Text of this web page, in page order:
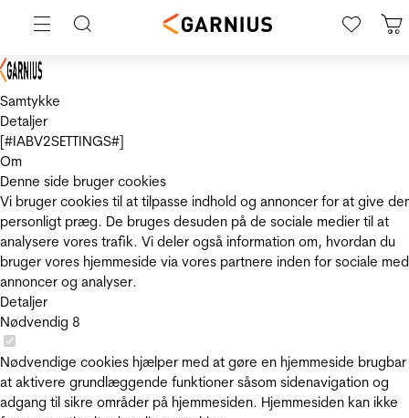
Samtykke
Detaljer
[#IABV2SETTINGS#]
Om
Denne side bruger cookies
Vi bruger cookies til at tilpasse indhold og annoncer for at give
personligt præg. De bruges desuden på de sociale medier til at
analysere vores trafik. Vi deler også information om, hvordan du
bruger vores hjemmeside via vores partnere inden for sociale
annoncer og analyser.
Detaljer
Nødvendig 8
Nødvendige cookies hjælper med at gøre en hjemmeside
at aktivere grundlæggende funktioner såsom sidenavigation og
adgang til sikre områder på hjemmesiden. Hjemmesiden kan ikke